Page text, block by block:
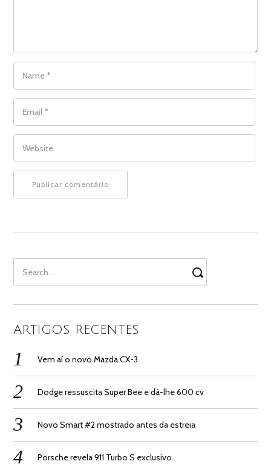
NAME
EMAIL
WEBSITE
for:
ARTIGOS RECENTES
Vem aí o novo Mazda CX-3
Dodge ressuscita Super Bee e dá-lhe 600 cv
Novo Smart #2 mostrado antes da estreia
Porsche revela 911 Turbo S exclusivo